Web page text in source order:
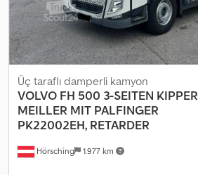
Hörsching 1.977 km
Üç taraflı damperli kamyon
VOLVO FH 500 3-SEITEN KIPPER
MEILLER MIT PALFINGER
PK22002EH, RETARDER